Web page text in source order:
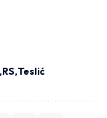
RS Teslić